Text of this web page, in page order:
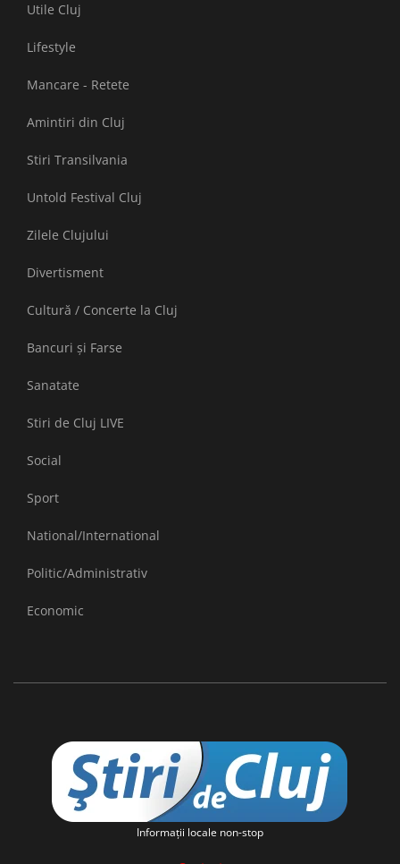
Utile Cluj
Lifestyle
Mancare - Retete
Amintiri din Cluj
Stiri Transilvania
Untold Festival Cluj
Zilele Clujului
Divertisment
Cultură / Concerte la Cluj
Bancuri și Farse
Sanatate
Stiri de Cluj LIVE
Social
Sport
National/International
Politic/Administrativ
Economic
Informaţii locale non-stop